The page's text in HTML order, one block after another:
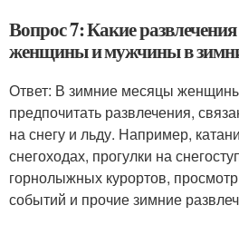
Вопрос 7: Какие
женщины и мужчины в
Ответ: В зимние месяцы
предпочитать развлечения,
на снегу и льду. Например,
снегоходах, прогулки на
горнолыжных курортов,
событий и прочие зимние